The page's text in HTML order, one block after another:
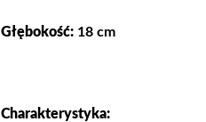
Głębokość: 18 cm
Charakterystyka: